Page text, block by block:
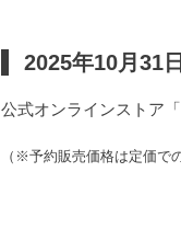
2025年10月31
公式オンラインストア
（※予約販売価格は定価で